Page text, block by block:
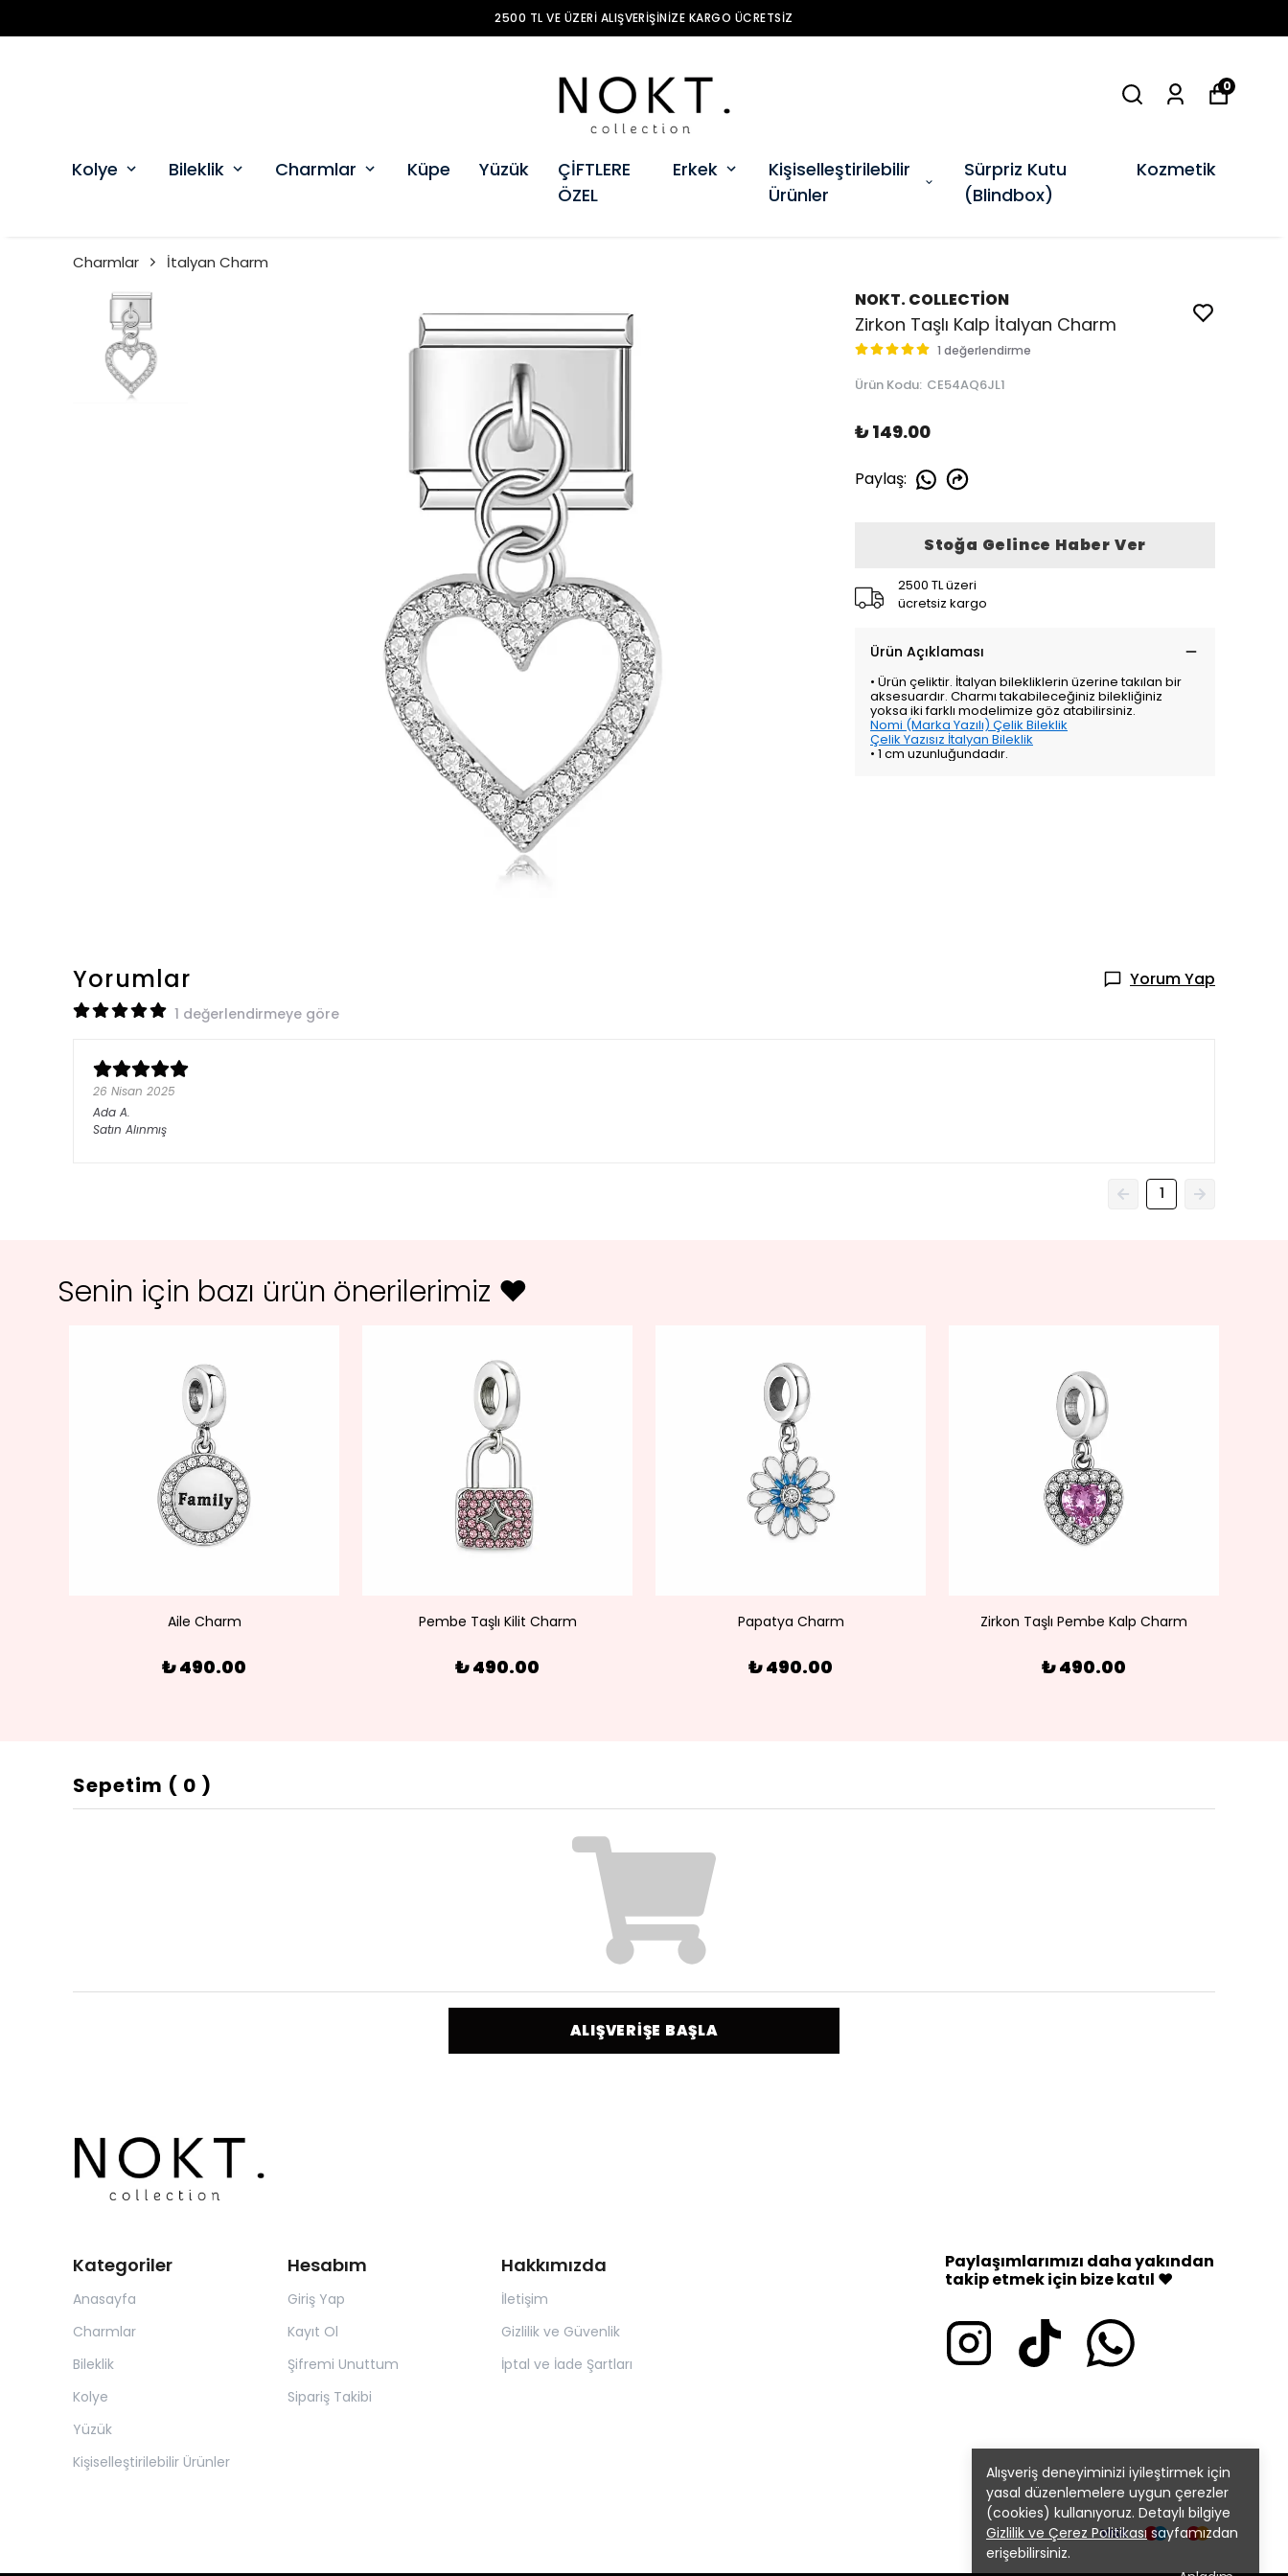
2500 TL VE ÜZERI ALIŞVERIŞINIZE KARGO ÜCRETSIZ
Kolye Bileklik Charmlar Küpe Yüzük
ÇİFTLERE
ÖZEL
Erkek
Kişiselleştirilebilir
Ürünler
Sürpriz Kutu
(Blindbox)
Kozmetik
0
Alışveriş deneyiminizi iyileştirmek için
yasal düzenlemelere uygun çerezler
(cookies) kullanıyoruz. Detaylı bilgiye
Gizlilik ve Çerez Politikasısayfamızdan
erişebilirsiniz.
Charmlar İtalyan Charm
NOKT. COLLECTİON
Zirkon Taşlı Kalp İtalyan Charm
1 değerlendirme
Ürün Kodu: CE54AQ6JL1
₺ 149.00
Paylaş:
Stoğa Gelince Haber Ver
2500 TL üzeri
ücretsiz kargo
Ürün Açıklaması
• Ürün çeliktir. İtalyan bilekliklerin üzerine takılan bir
aksesuardır. Charmı takabileceğiniz bilekliğiniz
yoksa iki farklı modelimize göz atabilirsiniz.
Nomi (Marka Yazılı) Çelik Bileklik
Çelik Yazısız İtalyan Bileklik
• 1 cm uzunluğundadır.
Yorumlar Yorum Yap
1 değerlendirmeye göre
26 Nisan 2025
Ada A.
Satın Alınmış
1
Senin için bazı ürün önerilerimiz ♥
Aile Charm
₺ 490.00
Pembe Taşlı Kilit Charm
₺ 490.00
Papatya Charm
₺ 490.00
Zirkon Taşlı Pembe Kalp Charm
₺ 490.00
Sepetim ( 0 )
ALIŞVERİŞE BAŞLA
Kategoriler
Anasayfa
Charmlar
Bileklik
Kolye
Yüzük
Kişiselleştirilebilir Ürünler
Hesabım
Giriş Yap
Kayıt Ol
Şifremi Unuttum
Sipariş Takibi
Hakkımızda
İletişim
Gizlilik ve Güvenlik
İptal ve İade Şartları
Paylaşımlarımızı daha yakından
takip etmek için bize katıl ♥